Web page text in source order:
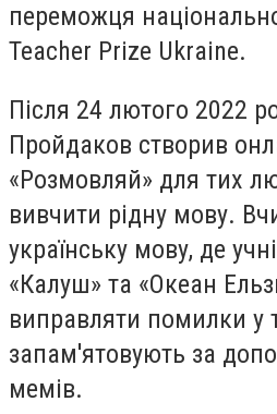
переможця
Teacher Prize Ukraine.
Після 24 лютого 2022
Пройдаков створив
«Розмовляй» для тих
вивчити рідну мову.
українську мову, де
«Калуш» та «Океан
виправляти помилки у
запам'ятовують за
мемів.